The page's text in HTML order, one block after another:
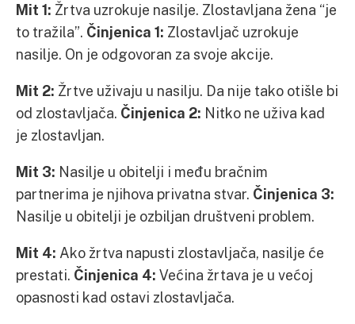
Mit 1: Žrtva uzrokuje nasilje. Zlostavljana žena “je
to tražila”. Činjenica 1: Zlostavljač uzrokuje
nasilje. On je odgovoran za svoje akcije.
Mit 2: Žrtve uživaju u nasilju. Da nije tako otišle bi
od zlostavljača. Činjenica 2: Nitko ne uživa kad
je zlostavljan.
Mit 3: Nasilje u obitelji i među bračnim
partnerima je njihova privatna stvar. Činjenica 3:
Nasilje u obitelji je ozbiljan društveni problem.
Mit 4: Ako žrtva napusti zlostavljača, nasilje će
prestati. Činjenica 4: Većina žrtava je u većoj
opasnosti kad ostavi zlostavljača.